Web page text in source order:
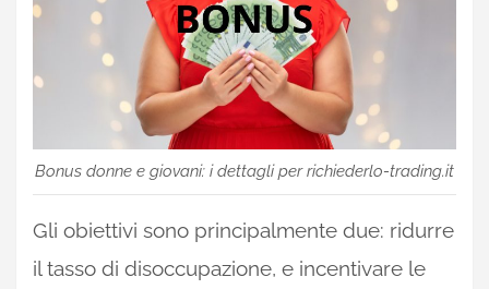
Bonus donne e giovani: i dettagli per richiederlo-trading.it
Gli obiettivi sono principalmente due: ridurre
il tasso di disoccupazione, e incentivare le